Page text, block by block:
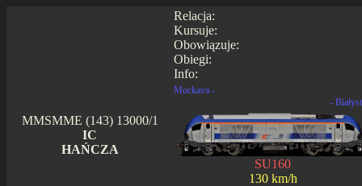
Relacja:
Kursuje:
Obowiązuje:
Obiegi:
Info:
MMSMME (143) 13000/1
IC
HAŃCZA
Mockava -
-
SU160
130 km/h